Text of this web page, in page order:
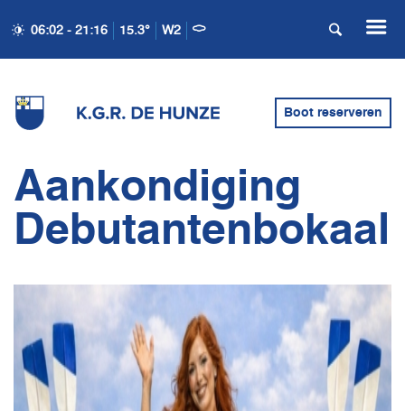
06:02 - 21:16 15.3° W2
Boot reserveren
Aankondiging
Debutantenbokaal